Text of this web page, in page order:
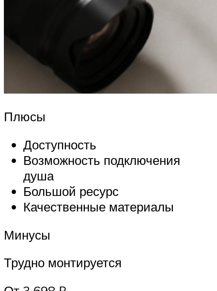
Плюсы
Доступность
Возможность подключения
душа
Большой ресурс
Качественные материалы
Минусы
Трудно монтируется